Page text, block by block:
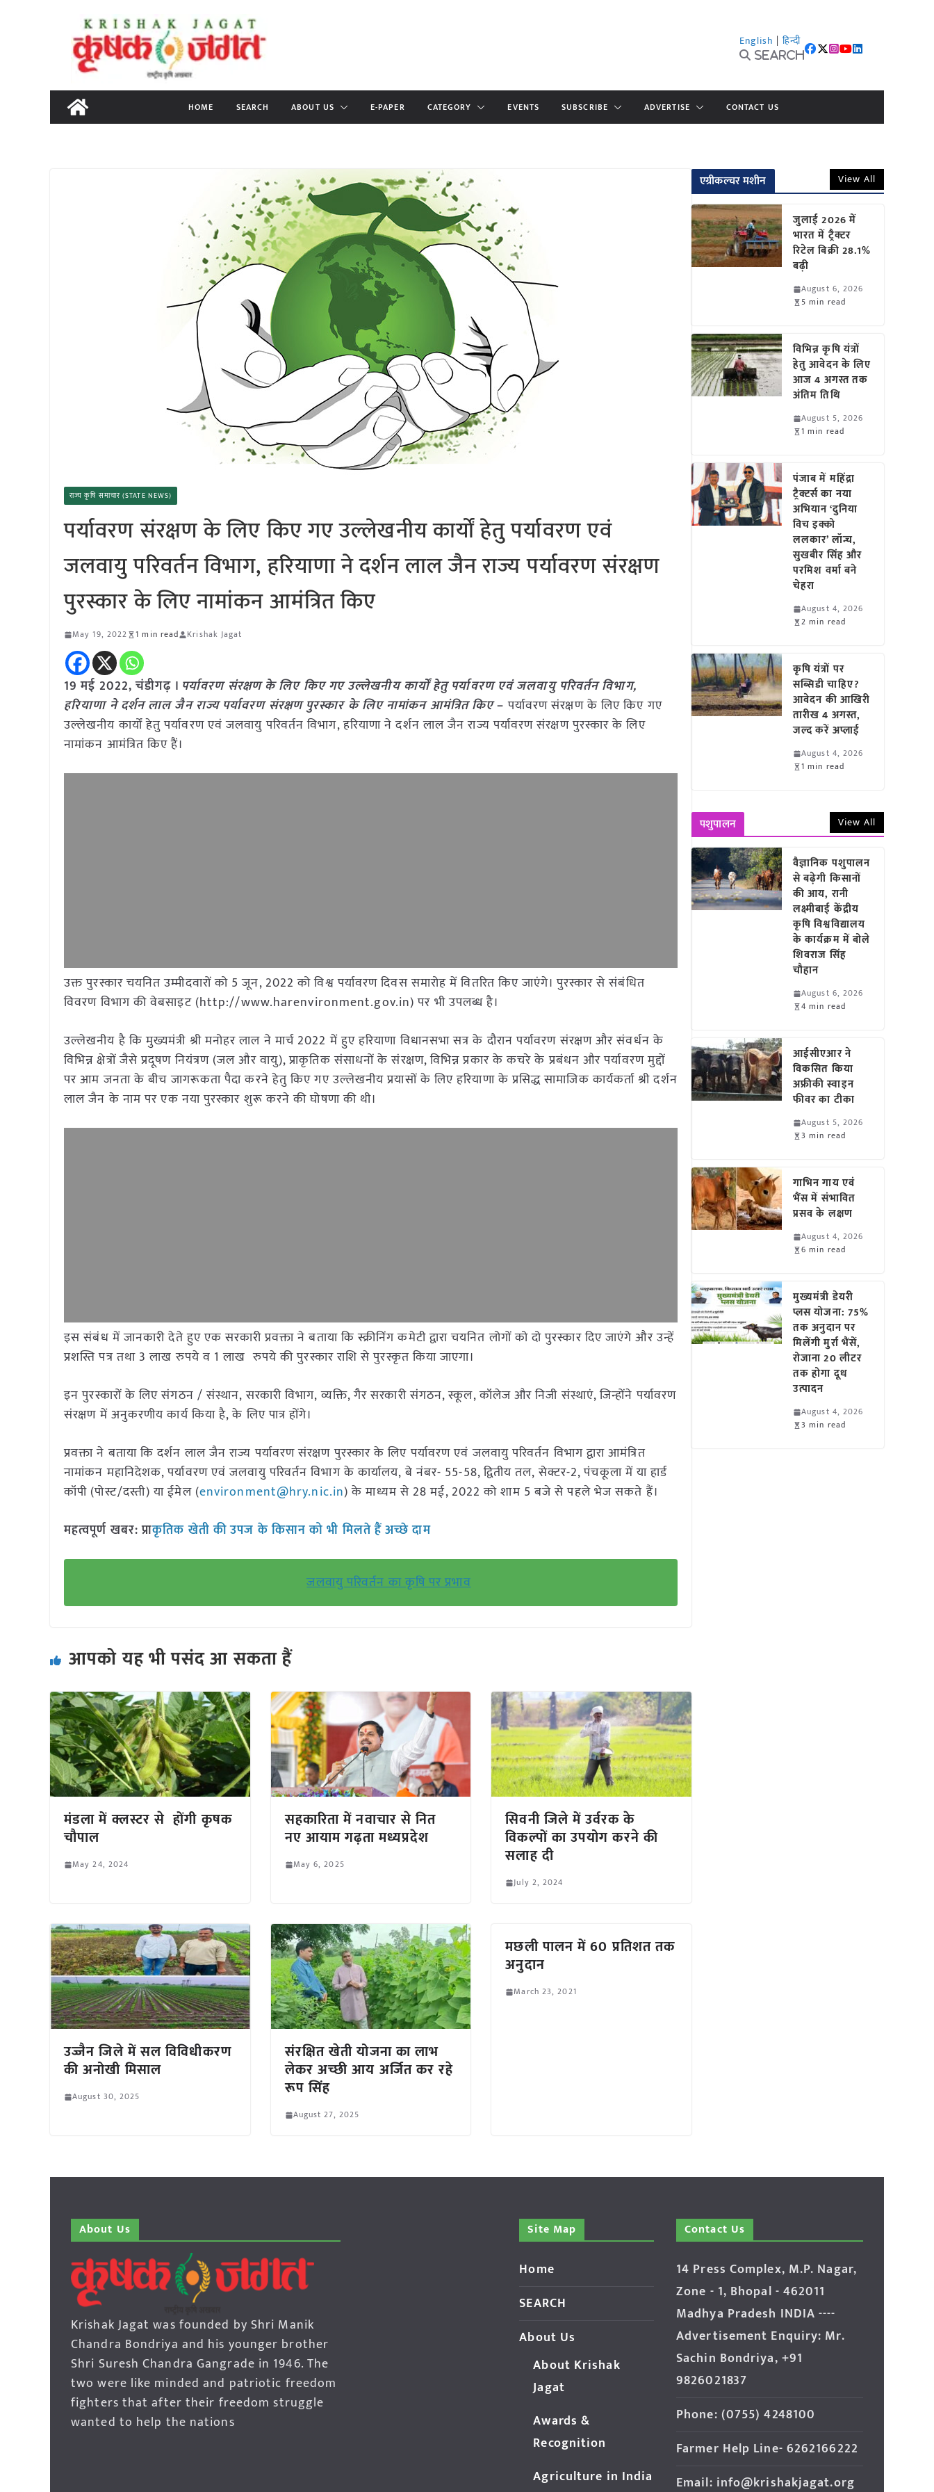
content
English | हिन्दी
Search
HOME SEARCH ABOUT US E-PAPER CATEGORY EVENTS SUBSCRIBE ADVERTISE CONTACT US
राज्य कृषि समाचार (STATE NEWS)
पर्यावरण संरक्षण के लिए किए गए उल्लेखनीय कार्यों हेतु पर्यावरण एवं
जलवायु परिवर्तन विभाग, हरियाणा ने दर्शन लाल जैन राज्य पर्यावरण संरक्षण
पुरस्कार के लिए नामांकन आमंत्रित किए
May 19, 2022 1 min read Krishak Jagat
19 मई 2022, चंडीगढ़ । पर्यावरण संरक्षण के लिए किए गए उल्लेखनीय कार्यों हेतु पर्यावरण एवं जलवायु परिवर्तन विभाग,
हरियाणा ने दर्शन लाल जैन राज्य पर्यावरण संरक्षण पुरस्कार के लिए नामांकन आमंत्रित किए– पर्यावरण संरक्षण के लिए किए गए
उल्लेखनीय कार्यों हेतु पर्यावरण एवं जलवायु परिवर्तन विभाग, हरियाणा ने दर्शन लाल जैन राज्य पर्यावरण संरक्षण पुरस्कार के लिए
नामांकन आमंत्रित किए हैं।
उक्त पुरस्कार चयनित उम्मीदवारों को 5 जून, 2022 को विश्व पर्यावरण दिवस समारोह में वितरित किए जाएंगे। पुरस्कार से संबंधित
विवरण विभाग की वेबसाइट (http://www.harenvironment.gov.in) पर भी उपलब्ध है।
उल्लेखनीय है कि मुख्यमंत्री श्री मनोहर लाल ने मार्च 2022 में हुए हरियाणा विधानसभा सत्र के दौरान पर्यावरण संरक्षण और संवर्धन के
विभिन्न क्षेत्रों जैसे प्रदूषण नियंत्रण (जल और वायु), प्राकृतिक संसाधनों के संरक्षण, विभिन्न प्रकार के कचरे के प्रबंधन और पर्यावरण मुद्दों
पर आम जनता के बीच जागरूकता पैदा करने हेतु किए गए उल्लेखनीय प्रयासों के लिए हरियाणा के प्रसिद्ध सामाजिक कार्यकर्ता श्री दर्शन
लाल जैन के नाम पर एक नया पुरस्कार शुरू करने की घोषणा की थी।
इस संबंध में जानकारी देते हुए एक सरकारी प्रवक्ता ने बताया कि स्क्रीनिंग कमेटी द्वारा चयनित लोगों को दो पुरस्कार दिए जाएंगे और उन्हें
प्रशस्ति पत्र तथा 3 लाख रुपये व 1 लाख रुपये की पुरस्कार राशि से पुरस्कृत किया जाएगा।
इन पुरस्कारों के लिए संगठन / संस्थान, सरकारी विभाग, व्यक्ति, गैर सरकारी संगठन, स्कूल, कॉलेज और निजी संस्थाएं, जिन्होंने पर्यावरण
संरक्षण में अनुकरणीय कार्य किया है, के लिए पात्र होंगे।
प्रवक्ता ने बताया कि दर्शन लाल जैन राज्य पर्यावरण संरक्षण पुरस्कार के लिए पर्यावरण एवं जलवायु परिवर्तन विभाग द्वारा आमंत्रित
नामांकन महानिदेशक, पर्यावरण एवं जलवायु परिवर्तन विभाग के कार्यालय, बे नंबर- 55-58, द्वितीय तल, सेक्टर-2, पंचकूला में या हार्ड
कॉपी (पोस्ट/दस्ती) या ईमेल (environment@hry.nic.in) के माध्यम से 28 मई, 2022 को शाम 5 बजे से पहले भेज सकते हैं।
महत्वपूर्ण खबर: प्राकृतिक खेती की उपज के किसान को भी मिलते हैं अच्छे दाम
जलवायु परिवर्तन का कृषि पर प्रभाव
आपको यह भी पसंद आ सकता हैं
मंडला में क्लस्टर से होंगी कृषक
चौपाल
May 24, 2024
सहकारिता में नवाचार से नित
नए आयाम गढ़ता मध्यप्रदेश
May 6, 2025
सिवनी जिले में उर्वरक के
विकल्पों का उपयोग करने की
सलाह दी
July 2, 2024
उज्जैन जिले में सल विविधीकरण
की अनोखी मिसाल
August 30, 2025
संरक्षित खेती योजना का लाभ
लेकर अच्छी आय अर्जित कर रहे
रूप सिंह
August 27, 2025
मछली पालन में 60 प्रतिशत तक
अनुदान
March 23, 2021
एग्रीकल्चर मशीन View All
जुलाई 2026 में
भारत में ट्रैक्टर
रिटेल बिक्री 28.1%
बढ़ी
August 6, 2026
5 min read
विभिन्न कृषि यंत्रों
हेतु आवेदन के लिए
आज 4 अगस्त तक
अंतिम तिथि
August 5, 2026
1 min read
पंजाब में महिंद्रा
ट्रैक्टर्स का नया
अभियान ‘दुनिया
विच इक्को
ललकार’ लॉन्च,
सुखबीर सिंह और
परमिश वर्मा बने
चेहरा
August 4, 2026
2 min read
कृषि यंत्रों पर
सब्सिडी चाहिए?
आवेदन की आखिरी
तारीख 4 अगस्त,
जल्द करें अप्लाई
August 4, 2026
1 min read
पशुपालन View All
वैज्ञानिक पशुपालन
से बढ़ेगी किसानों
की आय, रानी
लक्ष्मीबाई केंद्रीय
कृषि विश्वविद्यालय
के कार्यक्रम में बोले
शिवराज सिंह
चौहान
August 6, 2026
4 min read
आईसीएआर ने
विकसित किया
अफ्रीकी स्वाइन
फीवर का टीका
August 5, 2026
3 min read
गाभिन गाय एवं
भैंस में संभावित
प्रसव के लक्षण
August 4, 2026
6 min read
मुख्यमंत्री डेयरी
प्लस योजना: 75%
तक अनुदान पर
मिलेंगी मुर्रा भैंसें,
रोजाना 20 लीटर
तक होगा दूध
उत्पादन
August 4, 2026
3 min read
About Us
Krishak Jagat was founded by Shri Manik
Chandra Bondriya and his younger brother
Shri Suresh Chandra Gangrade in 1946. The
two were like minded and patriotic freedom
fighters that after their freedom struggle
wanted to help the nations
Site Map
Home
SEARCH
About Us
About Krishak
Jagat
Awards &
Recognition
Agriculture in India
Contact Us
14 Press Complex, M.P. Nagar,
Zone - 1, Bhopal - 462011
Madhya Pradesh INDIA ----
Advertisement Enquiry: Mr.
Sachin Bondriya, +91
9826021837
Phone: (0755) 4248100
Farmer Help Line- 6262166222
Email: info@krishakjagat.org